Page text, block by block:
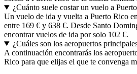
¿Cuánto suele costar un vuelo a
Un vuelo de ida y vuelta a Puerto Rico
entre 169 € y 638 €. Desde Santo
encontrar vuelos de ida por solo 102 €.
¿Cuáles son los aeropuertos
A continuación encontrarás los
Rico para que elijas el que te convenga